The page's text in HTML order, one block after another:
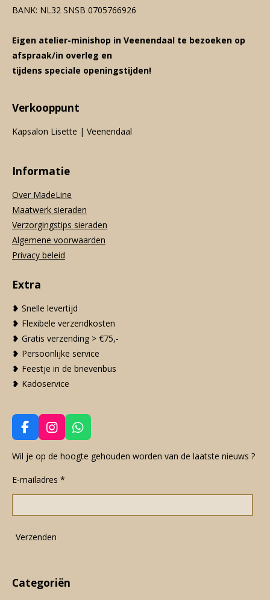
BANK: NL32 SNSB 0705766926
Eigen atelier-minishop in Veenendaal te bezoeken op
afspraak/in overleg en
tijdens speciale openingstijden!
Verkooppunt
Kapsalon Lisette | Veenendaal
Informatie
Over MadeLine
Maatwerk sieraden
Verzorgingstips sieraden
Algemene voorwaarden
Privacy beleid
Extra
❥ Snelle levertijd
❥ Flexibele verzendkosten
❥ Gratis verzending > €75,-
❥ Persoonlijke service
❥ Feestje in de brievenbus
❥ Kadoservice
F
a
c
b
o
k
I
n
s
a
g
a
m
W
h
a
A
p
Wil je op de hoogte gehouden worden van de laatste nieuws ?
E-mailadres *
Verzenden
Categoriën